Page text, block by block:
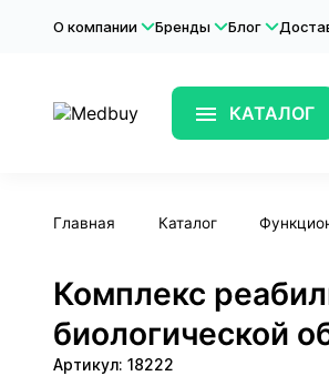
О компании Бренды Блог
КАТАЛОГ
Главная Каталог
Комплекс
биологической
Артикул: 18222